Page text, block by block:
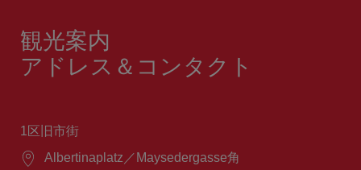
観光案内
アドレス＆コンタクト
1区旧市街
場
Albertinaplatz／Maysedergasse角